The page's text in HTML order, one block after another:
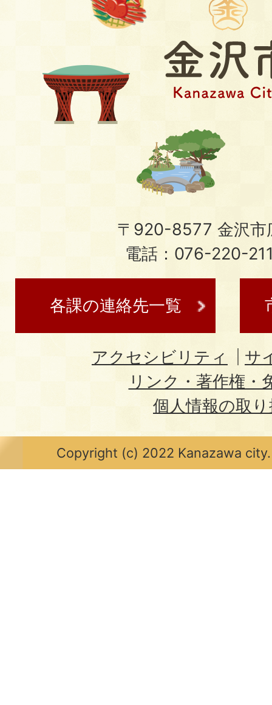
〒920-8577 金沢市
電話：076-220-
各課の連絡先一覧
アクセシビリティ
サ
リンク・著作権・
個人情報の取
Copyright (c) 2022 Kanazawa